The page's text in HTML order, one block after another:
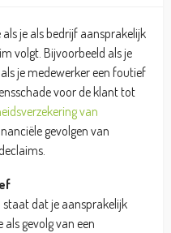
je als bedrijf aansprakelijk
volgt. Bijvoorbeeld als je
je medewerker een foutief
voor de klant tot
van
gevolgen van
dat je aansprakelijk
gevolg van een